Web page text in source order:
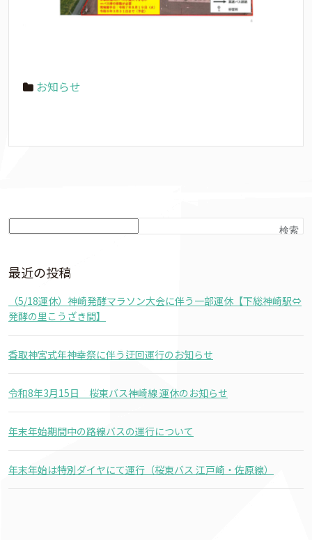
お知らせ
検索
最近の投稿
（5/18運休）神崎発酵マラソン大会に伴う一部運休【下総神崎駅⇔
発酵の里こうざき間】
香取神宮式年神幸祭に伴う迂回運行のお知らせ
令和8年3月15日 桜東バス神崎線 運休のお知らせ
年末年始期間中の路線バスの運行について
年末年始は特別ダイヤにて運行（桜東バス 江戸崎・佐原線）